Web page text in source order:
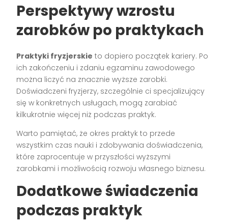
Perspektywy wzrostu
zarobków po praktykach
Praktyki fryzjerskie to dopiero początek kariery. Po
ich zakończeniu i zdaniu egzaminu zawodowego
można liczyć na znacznie wyższe zarobki.
Doświadczeni fryzjerzy, szczególnie ci specjalizujący
się w konkretnych usługach, mogą zarabiać
kilkukrotnie więcej niż podczas praktyk.
Warto pamiętać, że okres praktyk to przede
wszystkim czas nauki i zdobywania doświadczenia,
które zaprocentuje w przyszłości wyższymi
zarobkami i możliwością rozwoju własnego biznesu.
Dodatkowe świadczenia
podczas praktyk